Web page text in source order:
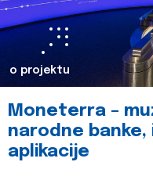
o projektu
Moneterra –
narodne
aplikacije